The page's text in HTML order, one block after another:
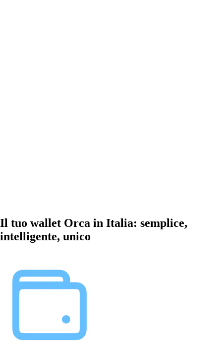
Il tuo wallet Orca in Italia: semplice,
intelligente, unico